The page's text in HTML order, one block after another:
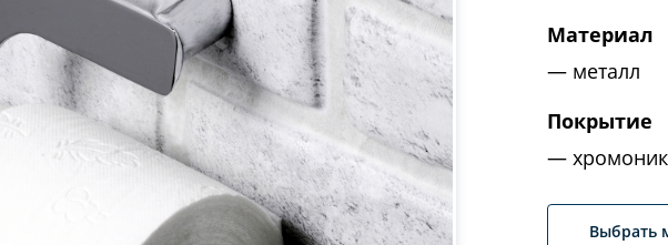
Материал
металл
Покрытие
Выбрать